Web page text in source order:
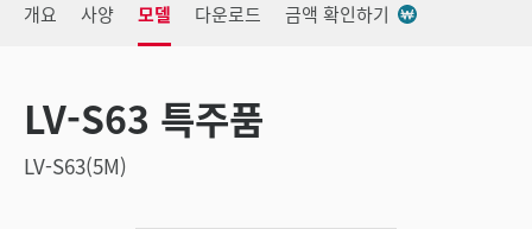
개요 사양 모델 다운로드 금액 확인하기
LV-S63 특주품
LV-S63(5M)